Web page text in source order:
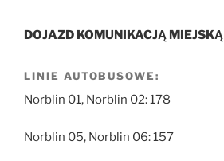
DOJAZD KOMUNIKACJĄ MIEJSKĄ
LINIE AUTOBUSOWE:
Norblin 01, Norblin 02: 178
Norblin 05, Norblin 06: 157